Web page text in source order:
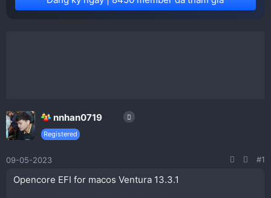
nnhan0719
Registered
09-05-2023 #1
Opencore EFI for macos Ventura 13.3.1